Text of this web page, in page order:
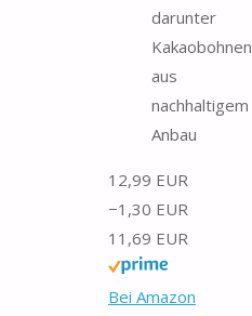
darunter
Kakaobohnen
aus
nachhaltigem
Anbau
12,99 EUR
−1,30 EUR
11,69 EUR
Bei Amazon